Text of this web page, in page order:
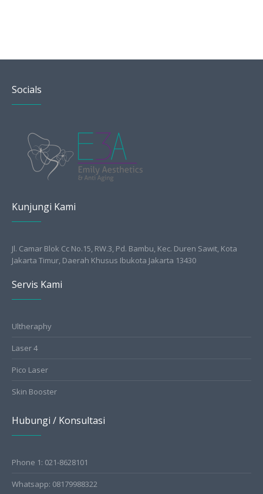
Socials
Kunjungi Kami
Jl. Camar Blok Cc No.15, RW.3, Pd. Bambu, Kec. Duren Sawit, Kota
Jakarta Timur, Daerah Khusus Ibukota Jakarta 13430
Servis Kami
Ultheraphy
Laser 4
Pico Laser
Skin Booster
Hubungi / Konsultasi
Phone 1: 021-8628101
Whatsapp: 08179988322